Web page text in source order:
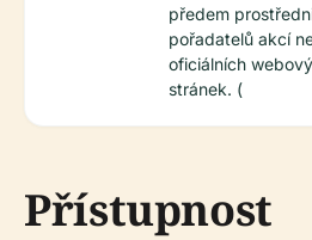
předem
pořadatelů akcí
oficiálních
stránek. (
Přístupnost